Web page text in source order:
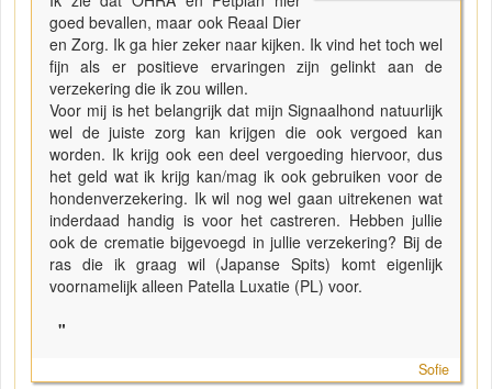
goed bevallen, maar ook Reaal Dier
en Zorg. Ik ga hier zeker naar kijken. Ik vind het toch wel
fijn als er positieve ervaringen zijn gelinkt aan de
verzekering die ik zou willen.
Voor mij is het belangrijk dat mijn Signaalhond natuurlijk
wel de juiste zorg kan krijgen die ook vergoed kan
worden. Ik krijg ook een deel vergoeding hiervoor, dus
het geld wat ik krijg kan/mag ik ook gebruiken voor de
hondenverzekering. Ik wil nog wel gaan uitrekenen wat
inderdaad handig is voor het castreren. Hebben jullie
ook de crematie bijgevoegd in jullie verzekering? Bij de
ras die ik graag wil (Japanse Spits) komt eigenlijk
voornamelijk alleen Patella Luxatie (PL) voor.
"
Sofie